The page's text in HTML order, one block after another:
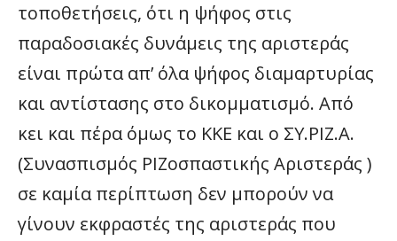
τοποθετήσεις, ότι η ψήφος στις
παραδοσιακές δυνάμεις της αριστεράς
είναι πρώτα απ’ όλα ψήφος διαμαρτυρίας
και αντίστασης στο δικομματισμό. Από
κει και πέρα όμως το ΚΚΕ και ο ΣΥ.ΡΙΖ.Α.
(Συνασπισμός ΡΙΖοσπαστικής Αριστεράς )
σε καμία περίπτωση δεν μπορούν να
γίνουν εκφραστές της αριστεράς που